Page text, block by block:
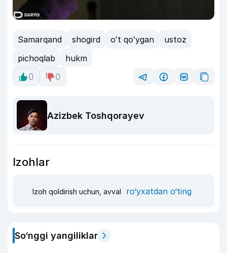
Samarqand shogird oʻt qoʻygan
ustoz
pichoqlab
hukm
0
0
Azizbek Toshqorayev
Izohlar
Izoh qoldirish uchun, avval ro‘yxatdan o‘ting
So‘nggi yangiliklar